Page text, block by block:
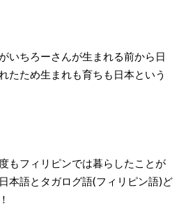
いちろーさんが生まれる前から日
たため生まれも育ちも日本という
もフィリピンでは暮らしたことが
本語とタガログ語(フィリピン語)ど